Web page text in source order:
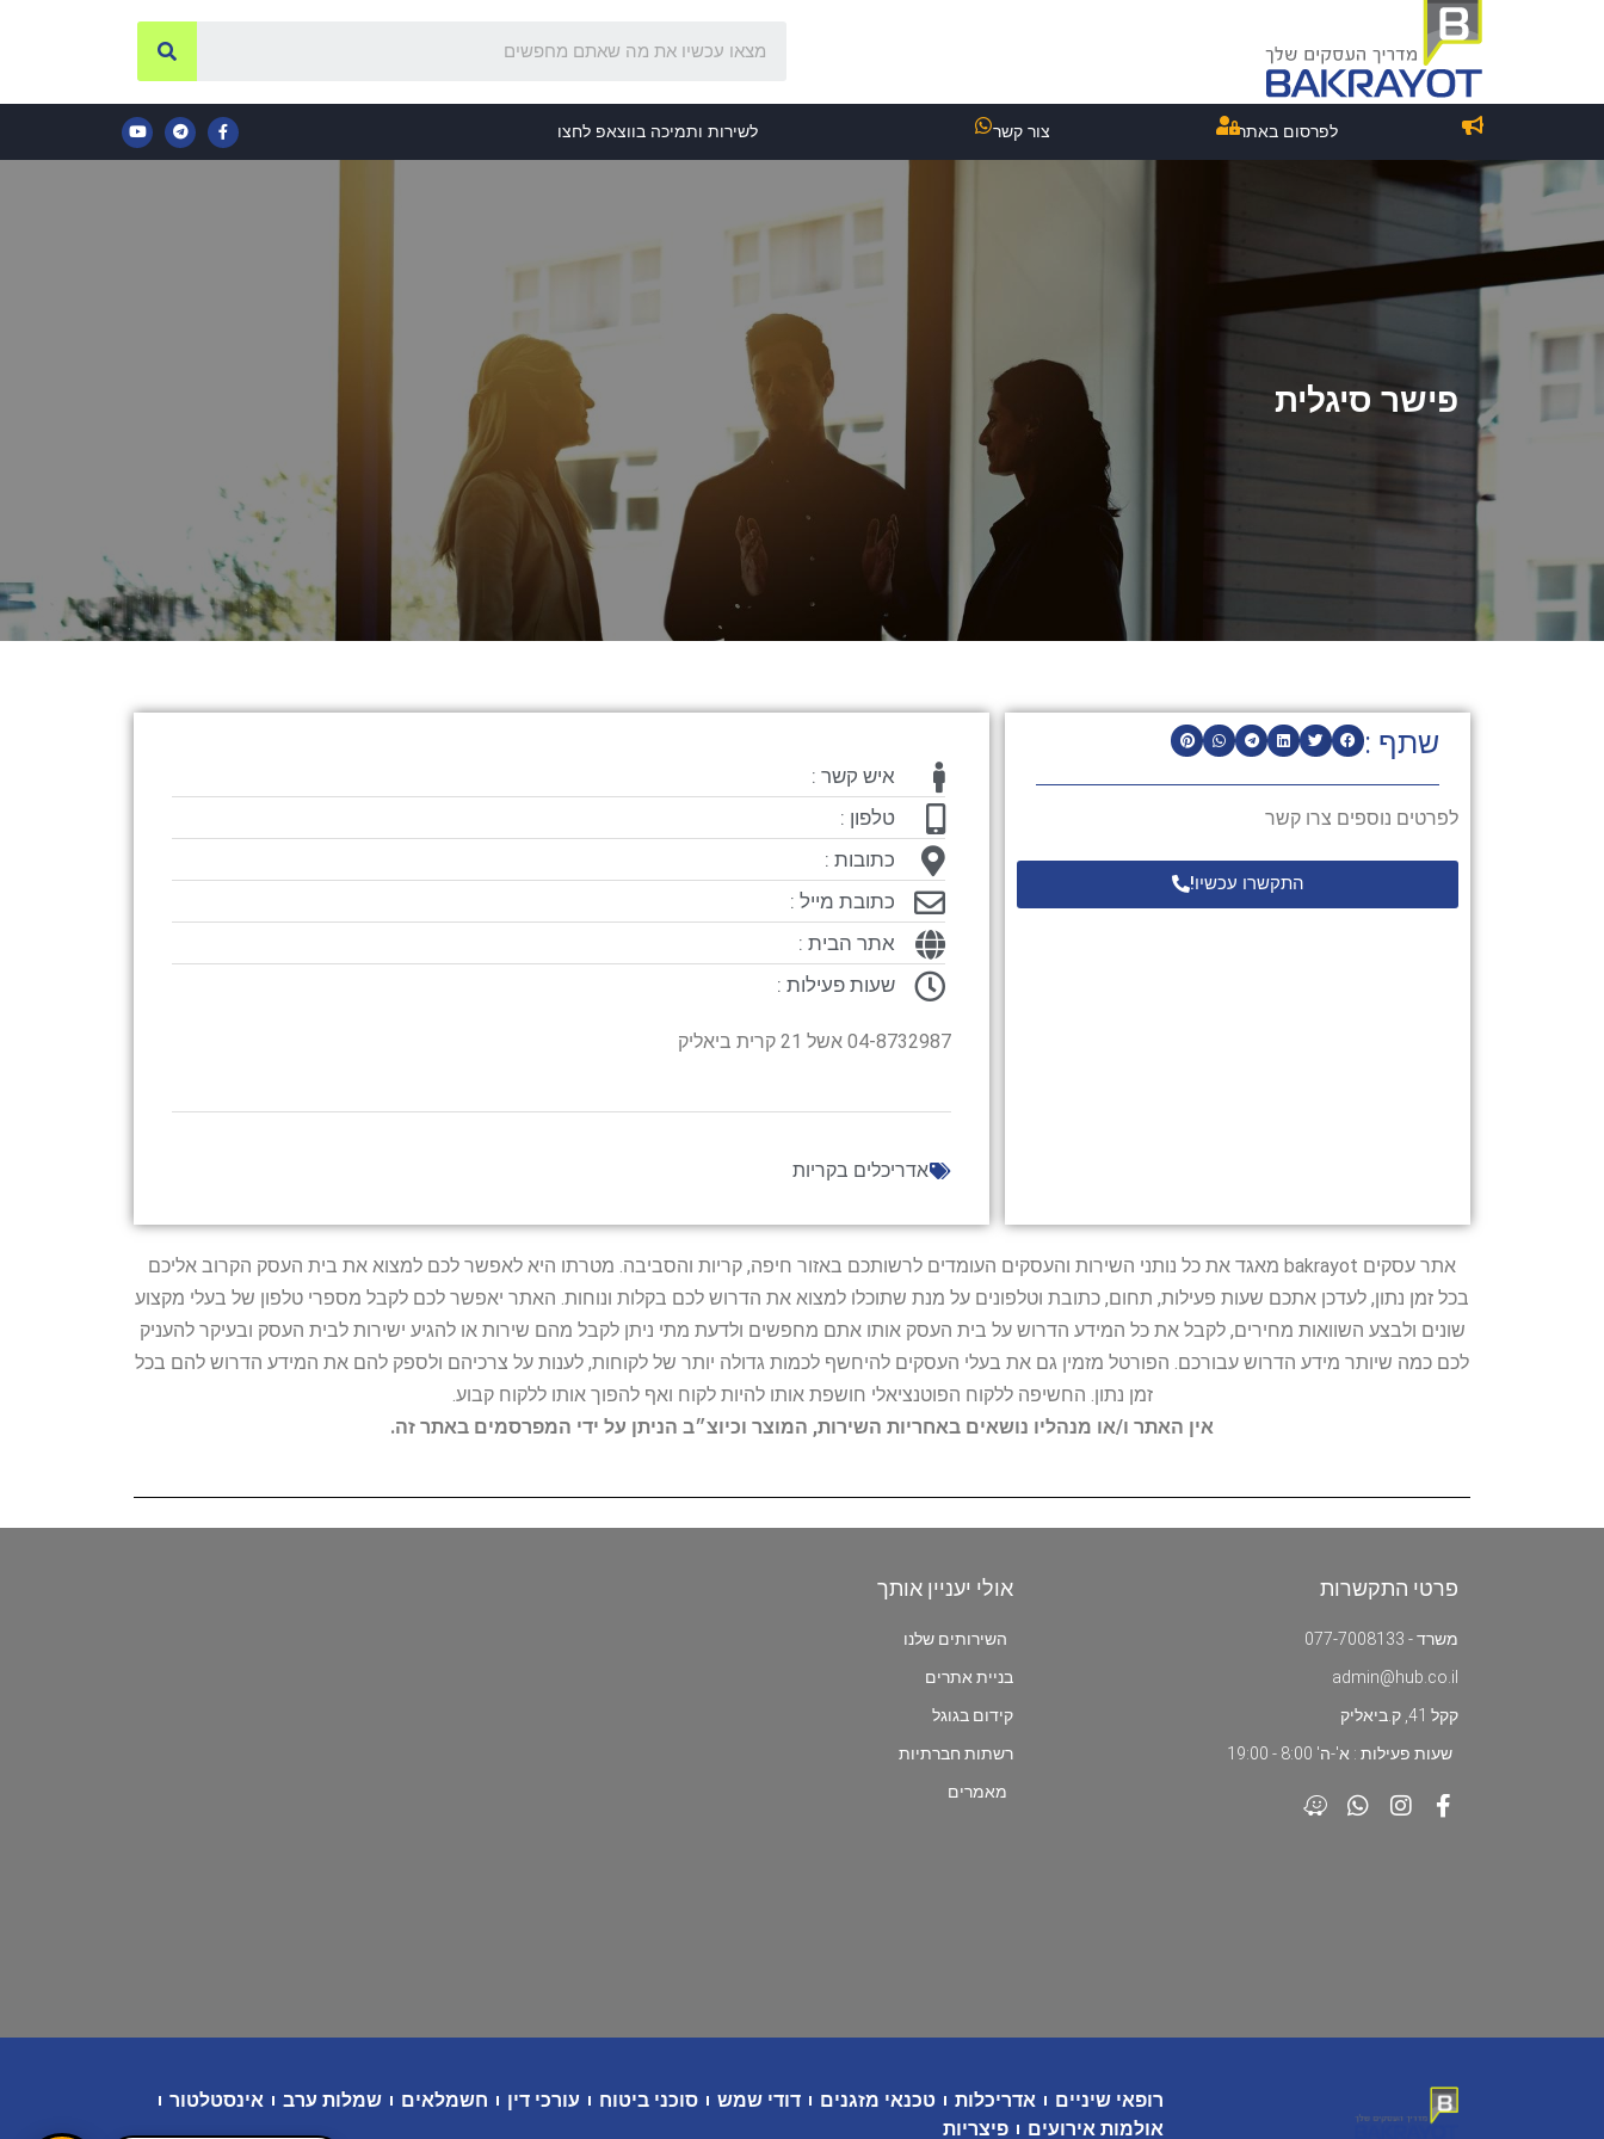
לפרסום באתר צור קשר לשירות ותמיכה בווצאפ לחצו
פישר סיגלית
שתף :
לפרטים נוספים צרו קשר
התקשרו עכשיו!
איש קשר :
טלפון :
כתובות :
כתובת מייל :
אתר הבית :
שעות פעילות :
04-8732987 אשל 21 קרית ביאליק
אדריכלים בקריות
אתר עסקים bakrayot מאגד את כל נותני השירות והעסקים העומדים לרשותכם באזור חיפה, קריות והסביבה. מטרתו היא לאפשר לכם למצוא את בית העסק הקרוב אליכם
בכל זמן נתון, לעדכן אתכם שעות פעילות, תחום, כתובת וטלפונים על מנת שתוכלו למצוא את הדרוש לכם בקלות ונוחות. האתר יאפשר לכם לקבל מספרי טלפון של בעלי מקצוע
שונים ולבצע השוואות מחירים, לקבל את כל המידע הדרוש על בית העסק אותו אתם מחפשים ולדעת מתי ניתן לקבל מהם שירות או להגיע ישירות לבית העסק ובעיקר להעניק
לכם כמה שיותר מידע הדרוש עבורכם. הפורטל מזמין גם את בעלי העסקים להיחשף לכמות גדולה יותר של לקוחות, לענות על צרכיהם ולספק להם את המידע הדרוש להם בכל
זמן נתון. החשיפה ללקוח הפוטנציאלי חושפת אותו להיות לקוח ואף להפוך אותו ללקוח קבוע.
אין האתר ו/או מנהליו נושאים באחריות השירות, המוצר וכיוצ״ב הניתן על ידי המפרסמים באתר זה.
פרטי התקשרות
משרד - 077-7008133
admin@hub.co.il
קקל 41, ק.ביאליק
שעות פעילות : א'-ה' 8:00 - 19:00
אולי יעניין אותך
השירותים שלנו
בניית אתרים
קידום בגוגל
רשתות חברתיות
מאמרים
רופאי שיניים אדריכלות טכנאי מזגנים דודי שמש סוכני ביטוח עורכי דין חשמלאים שמלות ערב
אינסטלטור
אולמות אירועים
פיצריות